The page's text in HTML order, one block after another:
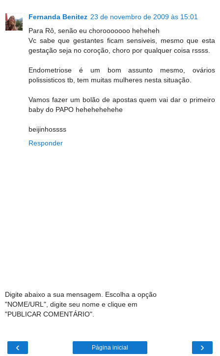
Fernanda Benitez 23 de novembro de 2009 às 15:01
Para Rô, senão eu chorooooooo heheheh
Vc sabe que gestantes ficam sensiveis, mesmo que esta
gestação seja no coroção, choro por qualquer coisa rssss.
Endometriose é um bom assunto mesmo, ovários
polissisticos tb, tem muitas mulheres nesta situação.
Vamos fazer um bolão de apostas quem vai dar o primeiro
baby do PAPO hehehehehehe
beijinhossss
Responder
Digite abaixo a sua mensagem. Escolha a opção
"NOME/URL", digite seu nome e clique em
"PUBLICAR COMENTÁRIO".
‹ ›
Página inicial